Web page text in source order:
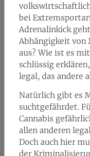
bei
Adrenalinkick
Abhängigkeit von
aus? Wie ist es
schlüssig
legal, das andere
Natürlich gibt es
suchtgefährdet.
Cannabis
allen anderen
Doch auch hier
der